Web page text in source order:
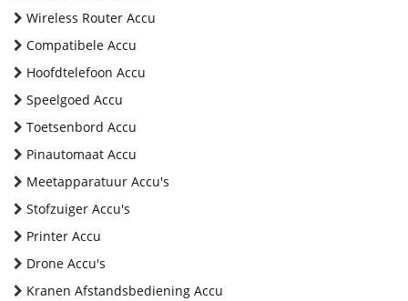
Wireless Router Accu
Compatibele Accu
Hoofdtelefoon Accu
Speelgoed Accu
Toetsenbord Accu
Pinautomaat Accu
Meetapparatuur Accu's
Stofzuiger Accu's
Printer Accu
Drone Accu's
Kranen Afstandsbediening Accu